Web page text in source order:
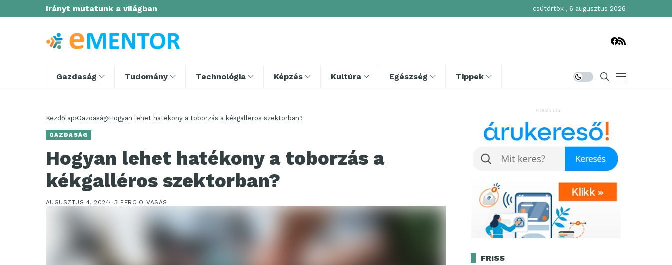
Irányt mutatunk a világban csütörtök , 6 augusztus 2026
Gazdaság Tudomány Technológia Képzés Kultúra Egészség Tippek
Kezdőlap Gazdaság Hogyan lehet hatékony a toborzás a kékgalléros szektorban?
GAZDASÁG
Hogyan lehet hatékony a toborzás a
kékgalléros szektorban?
AUGUSZTUS 4, 2024 3 PERC OLVASÁS
HIRDETÉS
FRISS